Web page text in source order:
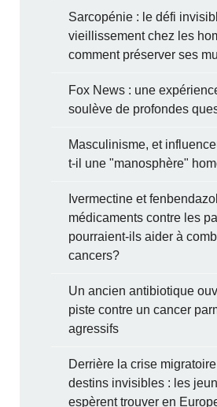
Sarcopénie : le défi
vieillissement chez les
comment préserver ses
Fox News : une
soulève de profondes
Masculinisme, et
t-il une "manosphère"
Ivermectine et
médicaments contre les
pourraient-ils aider à
cancers?
Un ancien antibiotique
piste contre un cancer
agressifs
Derrière la crise
destins invisibles : les
espèrent trouver en